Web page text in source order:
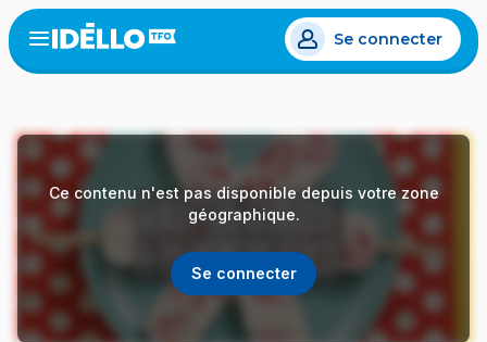
Aller
au
contenu
Open
menu
Se connecter
Ce contenu n'est pas disponible depuis votre zone
géographique.
Se connecter